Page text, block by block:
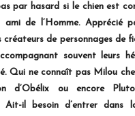
par hasard si le chien est
ami de l’Homme. Apprécié
créateurs de personnages de
souvent leurs
Qui ne connaît pas Milou
d’Obélix ou encore
Ait-il besoin d’entrer dans